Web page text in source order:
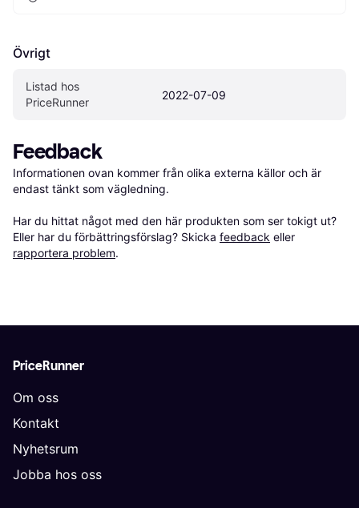
Övrigt
Listad hos
PriceRunner
2022-07-09
Feedback
Informationen ovan kommer från olika externa källor och är
endast tänkt som vägledning.
Har du hittat något med den här produkten som ser tokigt ut?
Eller har du förbättringsförslag? Skicka feedback eller
rapportera problem.
PriceRunner
Om oss
Kontakt
Nyhetsrum
Jobba hos oss